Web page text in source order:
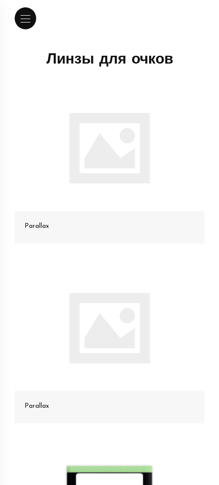
Линзы для очков
Parallax
Parallax